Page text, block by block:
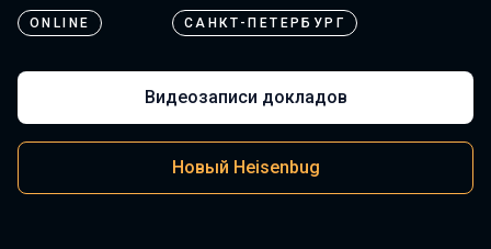
ONLINE САНКТ-ПЕТЕРБУРГ
Видеозаписи докладов
Новый Heisenbug